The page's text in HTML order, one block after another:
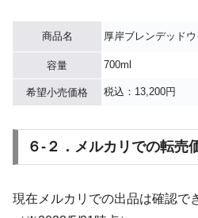
商品名 厚岸ブレンデッド
容量 700ml
希望小売価格 税込：13,200円
６-２．メルカリでの転売
現在メルカリでの出品は確認で